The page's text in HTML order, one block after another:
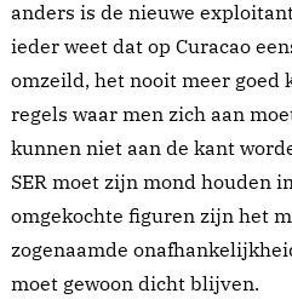
anders is de nieuwe
ieder weet dat op Curacao
omzeild, het nooit meer goed
regels waar men zich aan
kunnen niet aan de kant
SER moet zijn mond houden
omgekochte figuren zijn het
zogenaamde
moet gewoon dicht blijven.